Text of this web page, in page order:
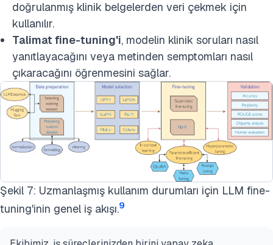
doğrulanmış klinik belgelerden veri çekmek için
kullanılır.
Talimat fine-tuning'i, modelin klinik soruları nasıl
yanıtlayacağını veya metinden semptomları nasıl
çıkaracağını öğrenmesini sağlar.
Şekil 7: Uzmanlaşmış kullanım durumları için LLM fine-
tuning'inin genel iş akışı.9